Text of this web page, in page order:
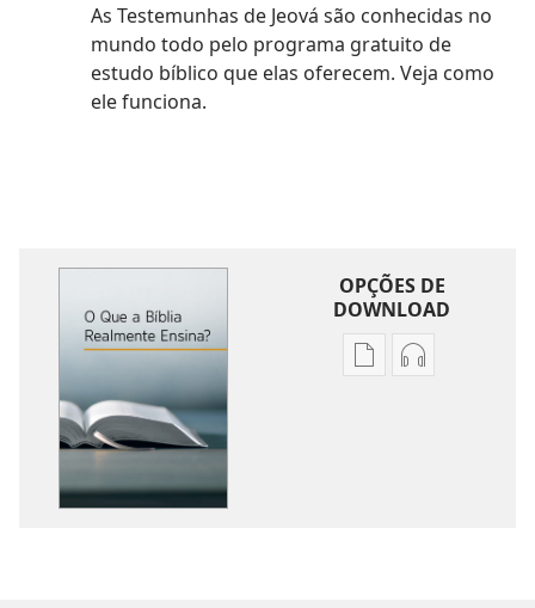
As Testemunhas de Jeová são conhecidas no
mundo todo pelo programa gratuito de
estudo bíblico que elas oferecem. Veja como
ele funciona.
OPÇÕES DE
DOWNLOAD
OpçõesOpções